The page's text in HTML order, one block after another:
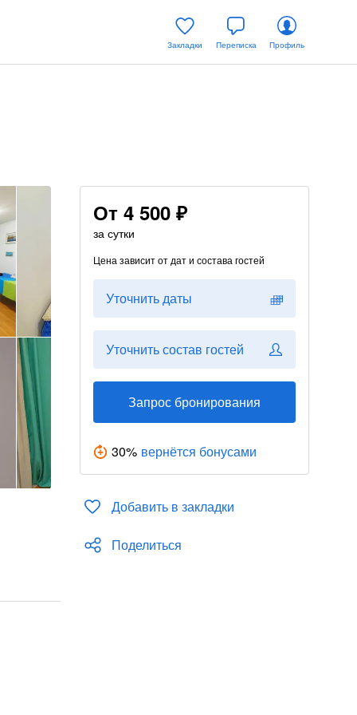
Закладки Переписка Профиль
От 4 500 ₽
за сутки
Цена зависит от дат и состава гостей
Уточнить даты
Уточнить состав гостей
Запрос бронирования
30% вернётся бонусами
Добавить в закладки
Поделиться